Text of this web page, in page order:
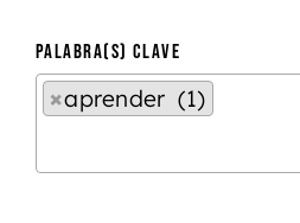
PALABRA(S) CLAVE
×aprender (1)